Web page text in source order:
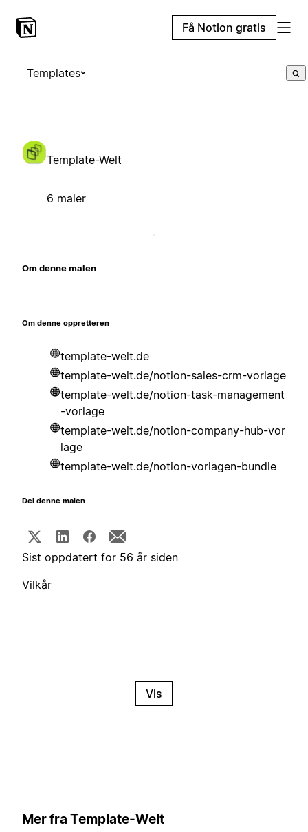
Få Notion gratis
Templates
Template-Welt
6 maler
Om denne malen
Om denne oppretteren
template-welt.de
template-welt.de/notion-sales-crm-vorlage
template-welt.de/notion-task-management
-vorlage
template-welt.de/notion-company-hub-vor
lage
template-welt.de/notion-vorlagen-bundle
Del denne malen
Sist oppdatert for 56 år siden
Vilkår
Vis
Mer fra Template-Welt